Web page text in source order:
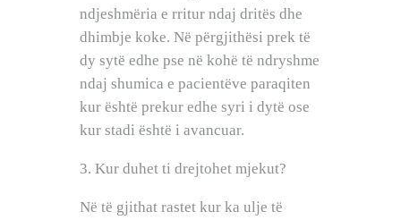
ndjeshmëria e rritur ndaj dritës dhe
dhimbje koke. Në përgjithësi prek të
dy sytë edhe pse në kohë të ndryshme
ndaj shumica e pacientëve paraqiten
kur është prekur edhe syri i dytë ose
kur stadi është i avancuar.
3. Kur duhet ti drejtohet mjekut?
Në të gjithat rastet kur ka ulje të